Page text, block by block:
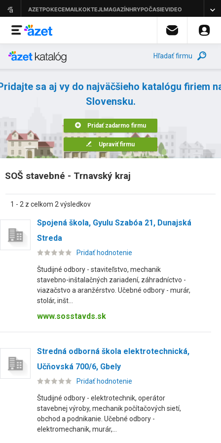
Hľadať firmu
sa aj vy do najväčšieho katalógu firiem
Slovensku.
Pridať zadarmo firmu
Upraviť firmu
SOŠ stavebné - Trnavský kraj
1 - 2 z celkom 2 výsledkov
Spojená škola, Gyulu Szabóa 21, Dunajská
Streda
Pridať hodnotenie
Študijné odbory - staviteľstvo, mechanik
stavebno-inštalačných zariadení, záhradníctvo -
viazačstvo a aranžérstvo. Učebné odbory - murár,
stolár, inšt...
www.sosstavds.sk
Stredná odborná škola elektrotechnická,
Učňovská 700/6, Gbely
Pridať hodnotenie
Študijné odbory - elektrotechnik, operátor
stavebnej výroby, mechanik počítačových sietí,
obchod a podnikanie. Učebné odbory -
elektromechanik, murár,...